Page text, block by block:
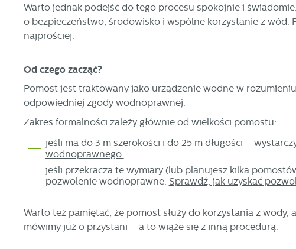
Warto jednak podejść do tego procesu spokojnie i
o bezpieczeństwo, środowisko i wspólne korzystanie z wód.
najprościej.
Od czego zacząć?
Pomost jest traktowany jako urządzenie wodne w
odpowiedniej zgody wodnoprawnej.
Zakres formalności zależy głównie od wielkości pomostu:
jeśli ma do 3 m szerokości i do 25 m długości –
wodnoprawnego.
jeśli przekracza te wymiary (lub planujesz kilka
pozwolenie wodnoprawne. Sprawdź, jak uzyskać
Warto też pamiętać, że pomost służy do korzystania z
mówimy już o przystani – a to wiąże się z inną procedurą.